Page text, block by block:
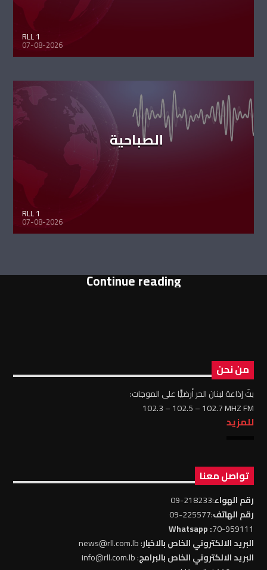
RLL 1
07-08-2026
الصباحية
RLL 1
07-08-2026
Continue reading
من نحن
بثّ إذاعة لبنان الحر أرضيًّا على الموجات:
102.3 – 102.5 – 102.7 MHZ FM
للمزيد
تواصل معنا
رقم الهواء:218233-09
رقم الهاتف:225577-09
70-959111
: Whatsapp
البريد الالكتروني الخاص بالاخبار: news@rll.com.lb
البريد الالكتروني الخاص بالبرامج: info@rll.com.lb